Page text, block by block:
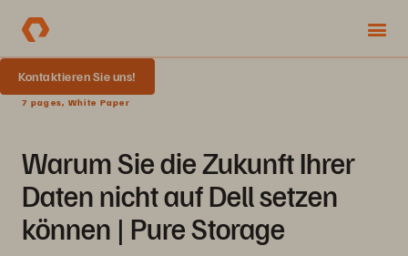
Kontaktieren Sie uns!
7 pages, White Paper
Warum Sie die Zukunft Ihrer
Daten nicht auf Dell setzen
können | Pure Storage